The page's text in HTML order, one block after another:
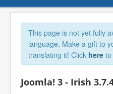
This page is not yet fully
language. Make a gift to
translating it! Click here
Joomla! 3 - Irish